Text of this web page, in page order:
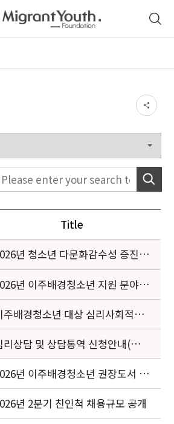
Title
년 청소년 다문화감수성 증진
로그램 「다가감」신청기관 안내
년 이주배경청소년 지원 분야
사자 역량강화 교육 일정 안내
주배경청소년 대상 심리사회적응
사 연수동영상 개편 안내
리상담 및 상담통역 신청안내(의뢰
첨부)
년 이주배경청소년 권장도서 목
구성을 위한 청소년 참여 이벤트
내년 2분기 친인척 채용규모 공개